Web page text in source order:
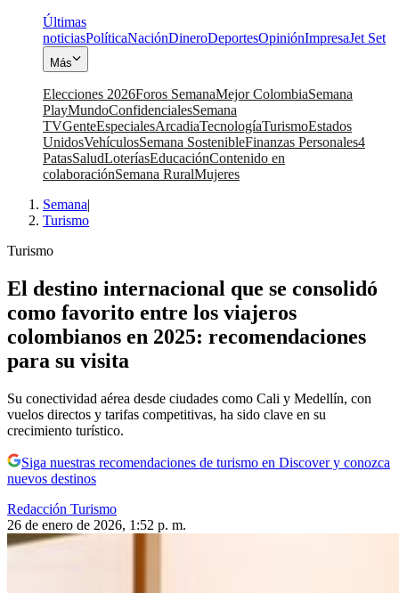
Últimas
noticiasPolíticaNaciónDineroDeportesOpiniónImpresaJet Set
Más
Elecciones 2026Foros SemanaMejor ColombiaSemana
PlayMundoConfidencialesSemana
TVGenteEspecialesArcadiaTecnologíaTurismoEstados
UnidosVehículosSemana SostenibleFinanzas Personales4
PatasSaludLoteríasEducaciónContenido en
colaboraciónSemana RuralMujeres
Semana|
Turismo
Turismo
El destino internacional que se consolidó
como favorito entre los viajeros
colombianos en 2025: recomendaciones
para su visita
Su conectividad aérea desde ciudades como Cali y Medellín, con
vuelos directos y tarifas competitivas, ha sido clave en su
crecimiento turístico.
Siga nuestras recomendaciones de turismo en Discover y conozca
nuevos destinos
Redacción Turismo
26 de enero de 2026, 1:52 p. m.